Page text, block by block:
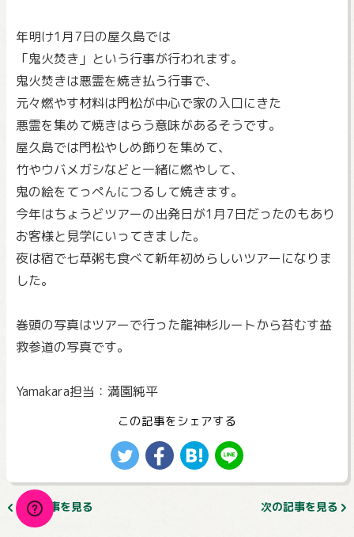
年明け1月7日の屋久島では
「鬼火焚き」という行事が行われます。
鬼火焚きは悪霊を焼き払う行事で、
元々燃やす材料は門松が中心で家の入口にきた
悪霊を集めて焼きはらう意味があるそうです。
屋久島では門松やしめ飾りを集めて、
竹やウバメガシなどと一緒に燃やして、
鬼の絵をてっぺんにつるして焼きます。
今年はちょうどツアーの出発日が1月7日だったのもあり
お客様と見学にいってきました。
夜は宿で七草粥も食べて新年初めらしいツアーになりま
した。
巻頭の写真はツアーで行った龍神杉ルートから苔むす益
救参道の写真です。
Yamakara担当：満園純平
この記事をシェアする
前の記事を見る 次の記事を見る